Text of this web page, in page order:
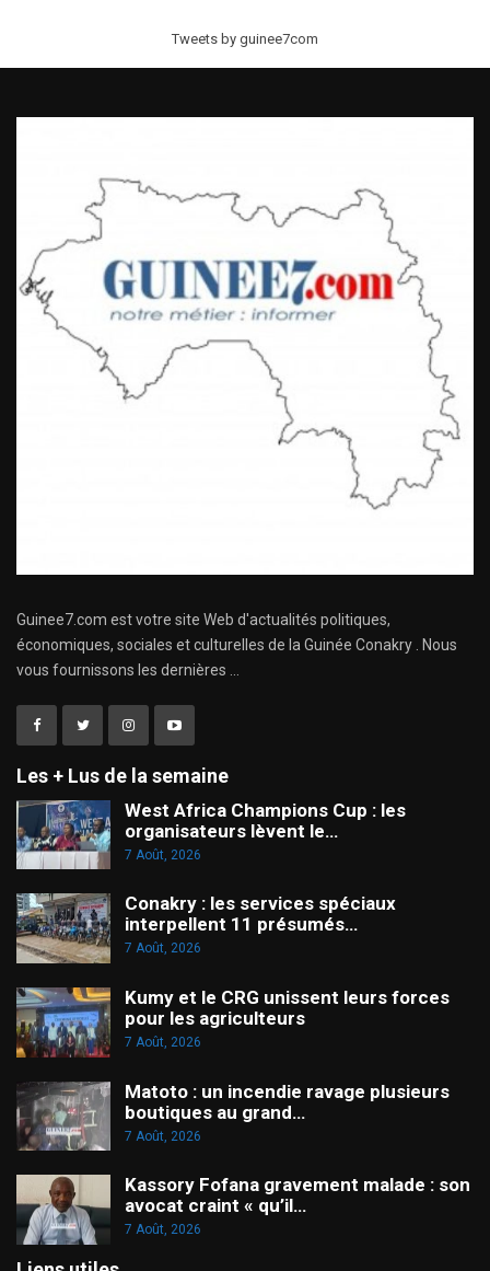
Tweets by guinee7com
Guinee7.com est votre site Web d'actualités politiques,
économiques, sociales et culturelles de la Guinée Conakry . Nous
vous fournissons les dernières ...
Les + Lus de la semaine
West Africa Champions Cup : les
organisateurs lèvent le…
7 Août, 2026
Conakry : les services spéciaux
interpellent 11 présumés…
7 Août, 2026
Kumy et le CRG unissent leurs forces
pour les agriculteurs
7 Août, 2026
Matoto : un incendie ravage plusieurs
boutiques au grand…
7 Août, 2026
Kassory Fofana gravement malade : son
avocat craint « qu’il…
7 Août, 2026